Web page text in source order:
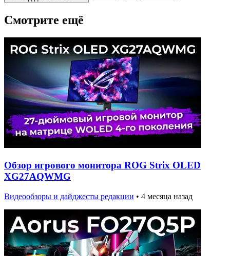
Смотрите ещё
Обзор игрового монитора ROG Strix OLED
XG27AQWMG
Видеообзоры и дайджесты редакции • 4 месяца назад